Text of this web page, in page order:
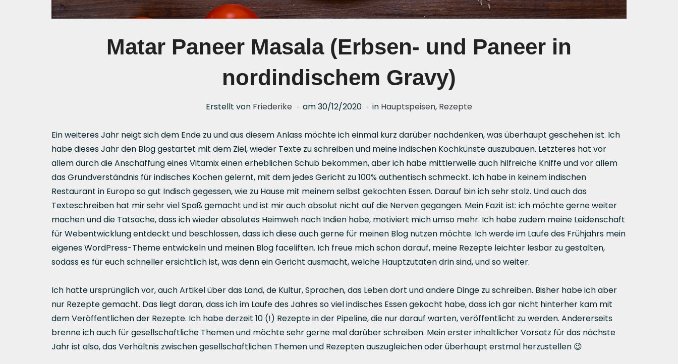
Matar Paneer Masala (Erbsen- und Paneer in
nordindischem Gravy)
Erstellt von Friederike am30/12/2020 in Hauptspeisen, Rezepte
Ein weiteres Jahr neigt sich dem Ende zu und aus diesem Anlass möchte ich einmal kurz darüber nachdenken, was überhaupt geschehen ist. Ich
habe dieses Jahr den Blog gestartet mit dem Ziel, wieder Texte zu schreiben und meine indischen Kochkünste auszubauen. Letzteres hat vor
allem durch die Anschaffung eines Vitamix einen erheblichen Schub bekommen, aber ich habe mittlerweile auch hilfreiche Kniffe und vor allem
das Grundverständnis für indisches Kochen gelernt, mit dem jedes Gericht zu 100% authentisch schmeckt. Ich habe in keinem indischen
Restaurant in Europa so gut Indisch gegessen, wie zu Hause mit meinem selbst gekochten Essen. Darauf bin ich sehr stolz. Und auch das
Texteschreiben hat mir sehr viel Spaß gemacht und ist mir auch absolut nicht auf die Nerven gegangen. Mein Fazit ist: ich möchte gerne weiter
machen und die Tatsache, dass ich wieder absolutes Heimweh nach Indien habe, motiviert mich umso mehr. Ich habe zudem meine Leidenschaft
für Webentwicklung entdeckt und beschlossen, dass ich diese auch gerne für meinen Blog nutzen möchte. Ich werde im Laufe des Frühjahrs mein
eigenes WordPress-Theme entwickeln und meinen Blog faceliften. Ich freue mich schon darauf, meine Rezepte leichter lesbar zu gestalten,
sodass es für euch schneller ersichtlich ist, was denn ein Gericht ausmacht, welche Hauptzutaten drin sind, und so weiter.
Ich hatte ursprünglich vor, auch Artikel über das Land, de Kultur, Sprachen, das Leben dort und andere Dinge zu schreiben. Bisher habe ich aber
nur Rezepte gemacht. Das liegt daran, dass ich im Laufe des Jahres so viel indisches Essen gekocht habe, dass ich gar nicht hinterher kam mit
dem Veröffentlichen der Rezepte. Ich habe derzeit 10 (!) Rezepte in der Pipeline, die nur darauf warten, veröffentlicht zu werden. Andererseits
brenne ich auch für gesellschaftliche Themen und möchte sehr gerne mal darüber schreiben. Mein erster inhaltlicher Vorsatz für das nächste
Jahr ist also, das Verhältnis zwischen gesellschaftlichen Themen und Rezepten auszugleichen oder überhaupt erstmal herzustellen 😉